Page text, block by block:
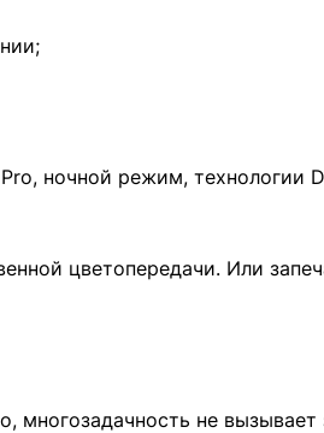
ночной режим, технологии
цветопередачи. Или
многозадачность не вызывает